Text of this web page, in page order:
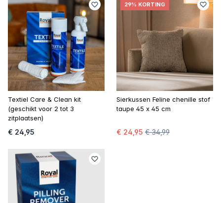
Textiel Care & Clean kit
(geschikt voor 2 tot 3
zitplaatsen)
€ 24,95
29% KORTING
Sierkussen Feline chenille stof
taupe 45 x 45 cm
€ 24,95 € 34,99